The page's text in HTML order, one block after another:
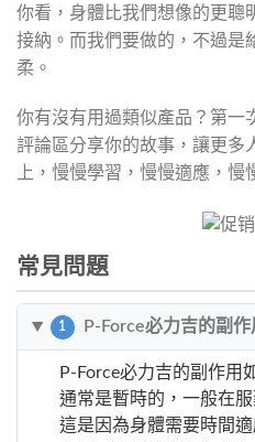
你看，身體比我們想像的更聰
接納。而我們要做的，不過是
柔。
你有沒有用過類似產品？第一
評論區分享你的故事，讓更
上，慢慢學習，慢慢適應，慢
常見問題
1 P-Force必力吉的副
P-Force必力吉的副作用
通常是暫時的，一般在
這是因為身體需要時間